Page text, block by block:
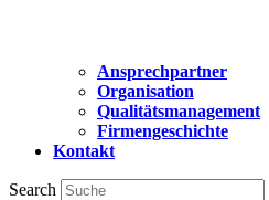
Ansprechpartner
Organisation
Qualitätsmanagement
Firmengeschichte
Kontakt
Search